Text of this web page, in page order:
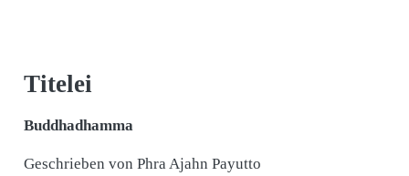
Titelei
Buddhadhamma
Geschrieben von Phra Ajahn Payutto